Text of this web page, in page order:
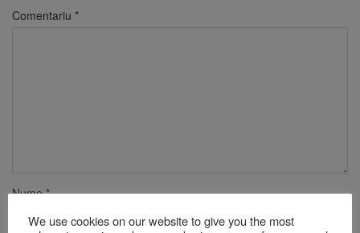
Comentariu *
Nume*
We use cookies on our website to give you the most